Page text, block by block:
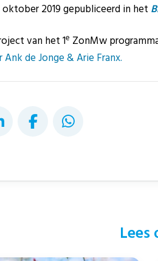
2019 gepubliceerd in het
van het 1e ZonMw
de Jonge & Arie Franx.
Lees